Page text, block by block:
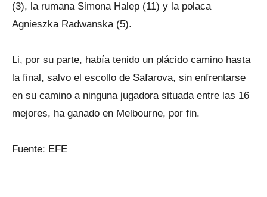
(3), la rumana Simona Halep (11) y la polaca
Agnieszka Radwanska (5).
Li, por su parte, había tenido un plácido camino hasta
la final, salvo el escollo de Safarova, sin enfrentarse
en su camino a ninguna jugadora situada entre las 16
mejores, ha ganado en Melbourne, por fin.
Fuente: EFE